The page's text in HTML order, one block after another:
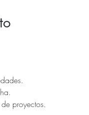
proyectos.